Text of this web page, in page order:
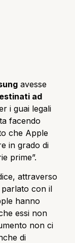
avesse
ad
i guai legali
facendo
che Apple
in grado di
prime”.
attraverso
con il
hanno
essi non
non ci
di